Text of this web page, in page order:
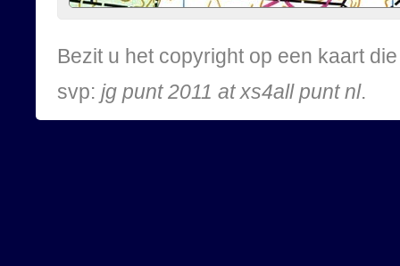
Bezit u het copyright op een kaart
svp: jg punt 2011 at xs4all punt nl.